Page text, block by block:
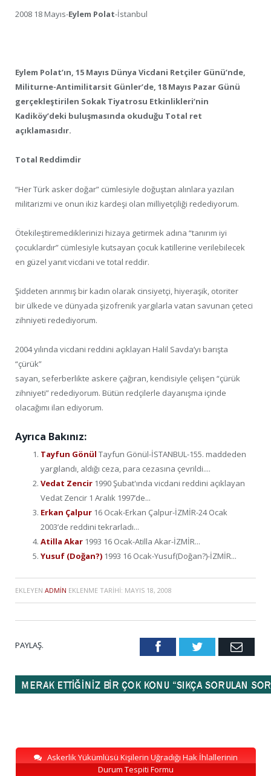
2008 18 Mayıs-Eylem Polat-İstanbul
Eylem Polat’ın, 15 Mayıs Dünya Vicdani Retçiler Günü’nde,
Militurne-Antimilitarsit Günler’de, 18 Mayıs Pazar Günü
gerçekleştirilen Sokak Tiyatrosu Etkinlikleri’nin
Kadiköy’deki buluşmasında okuduğu Total ret
açıklamasıdır.
Total Reddimdir
“Her Türk asker doğar” cümlesiyle doğuştan alınlara yazılan
militarizmi ve onun ikiz kardeşi olan milliyetçiliği redediyorum.
Ötekileştiremediklerinizi hizaya getirmek adına “tanırım iyi
çocuklardır” cümlesiyle kutsayan çocuk katillerine verilebilecek
en güzel yanıt vicdani ve total reddir.
Şiddeten arınmış bir kadın olarak cinsiyetçi, hiyeraşik, otoriter
bir ülkede ve dünyada şizofrenik yargılarla vatan savunan çeteci
zihniyeti redediyorum.
2004 yılında vicdani reddini açıklayan Halil Savda’yı barışta
“çürük”
sayan, seferberlikte askere çağıran, kendisiyle çelişen “çürük
zihniyeti” redediyorum. Bütün redçilerle dayanışma içinde
olacağımı ilan ediyorum.
Ayrıca Bakınız:
Tayfun Gönül Tayfun Gönül-İSTANBUL-155. maddeden
yargılandı, aldığı ceza, para cezasına çevrildi....
Vedat Zencir 1990 Şubat'ında vicdani reddini açıklayan
Vedat Zencir 1 Aralık 1997’de...
Erkan Çalpur 16 Ocak-Erkan Çalpur-İZMİR-24 Ocak
2003’de reddini tekrarladı...
Atilla Akar 1993 16 Ocak-Atilla Akar-İZMİR...
Yusuf (Doğan?) 1993 16 Ocak-Yusuf(Doğan?)-İZMİR...
EKLEYEN ADMIN EKLENME TARIHI: MAYIS 18, 2008
PAYLAŞ. FacebookTwitter Email
Askerlik Yükümlüsü Kişilerin Uğradığı Hak İhlallerinin
Durum Tespiti Formu